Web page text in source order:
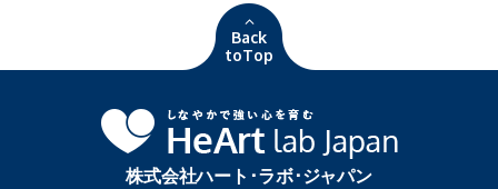
Back
toTop
株式会社ハート･ラボ･ジャパン